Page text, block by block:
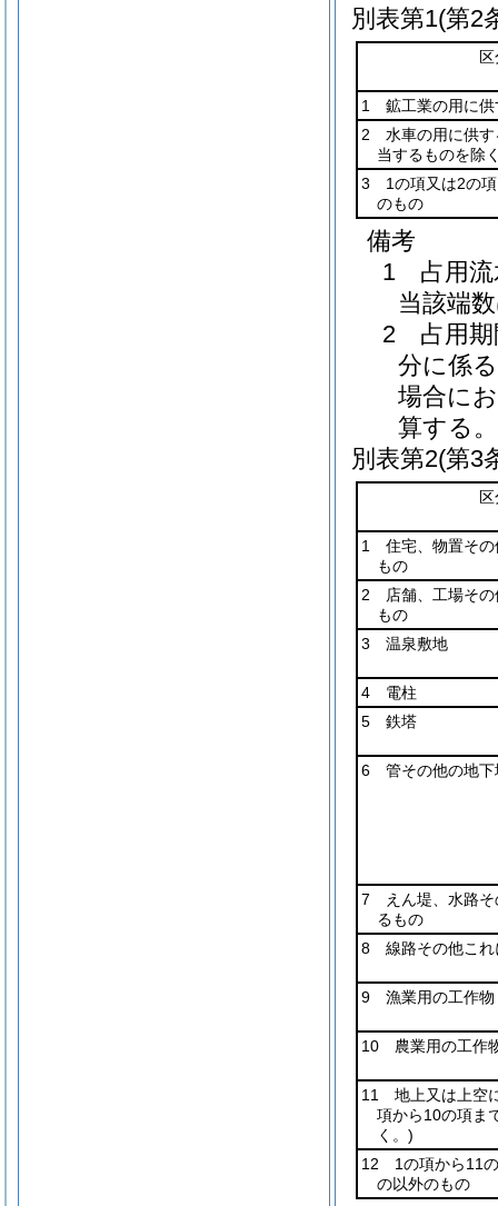
別表第1(第2
1 鉱工業の用に供
2 水車の用に供す
当するものを除
3 1の項又は2の項
のもの
備考
1 占用流
当該端
2 占用期
分に係
場合に
算する。
別表第2(第3
1 住宅、物置その
もの
2 店舗、工場その
もの
3 温泉敷地
4 電柱
5 鉄塔
6 管その他の地下
7 えん堤、水路そ
るもの
8 線路その他これ
9 漁業用の工作物
10 農業用の工作
11 地上又は上空
項から10の項ま
く。)
12 1の項から11
の以外のもの